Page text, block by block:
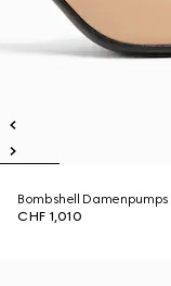
Bombshell Damenpumps
CHF 1,010